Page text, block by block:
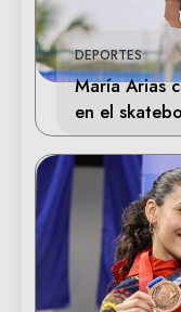
DEPORTES
María Arias
en el